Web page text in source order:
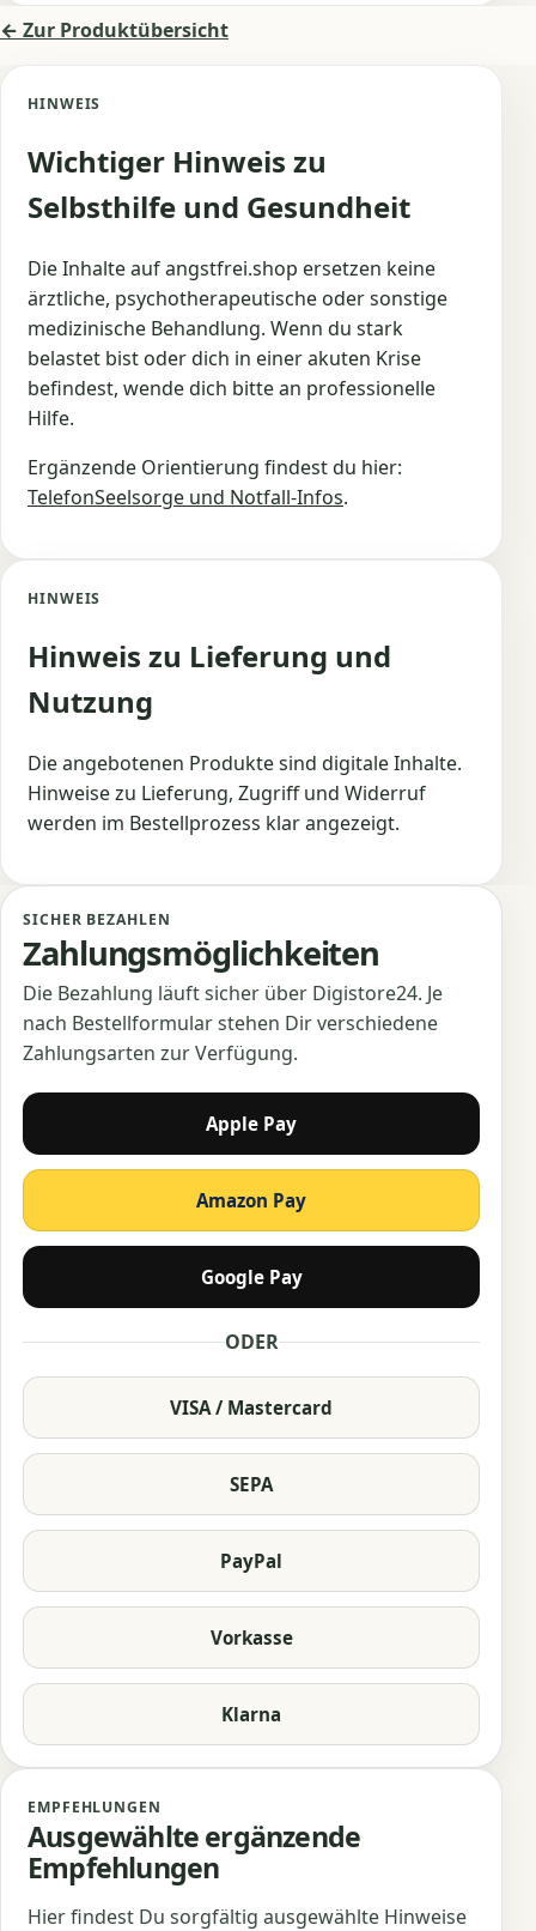
← Zur Produktübersicht
HINWEIS
Wichtiger Hinweis zu
Selbsthilfe und Gesundheit
Die Inhalte auf angstfrei.shop ersetzen keine
ärztliche, psychotherapeutische oder sonstige
medizinische Behandlung. Wenn du stark
belastet bist oder dich in einer akuten Krise
befindest, wende dich bitte an professionelle
Hilfe.
Ergänzende Orientierung findest du hier:
TelefonSeelsorge und Notfall-Infos.
HINWEIS
Hinweis zu Lieferung und
Nutzung
Die angebotenen Produkte sind digitale Inhalte.
Hinweise zu Lieferung, Zugriff und Widerruf
werden im Bestellprozess klar angezeigt.
SICHER BEZAHLEN
Zahlungsmöglichkeiten
Die Bezahlung läuft sicher über Digistore24. Je
nach Bestellformular stehen Dir verschiedene
Zahlungsarten zur Verfügung.
Apple Pay
Amazon Pay
Google Pay
ODER
VISA / Mastercard
SEPA
PayPal
Vorkasse
Klarna
EMPFEHLUNGEN
Ausgewählte ergänzende
Empfehlungen
Hier findest Du sorgfältig ausgewählte Hinweise